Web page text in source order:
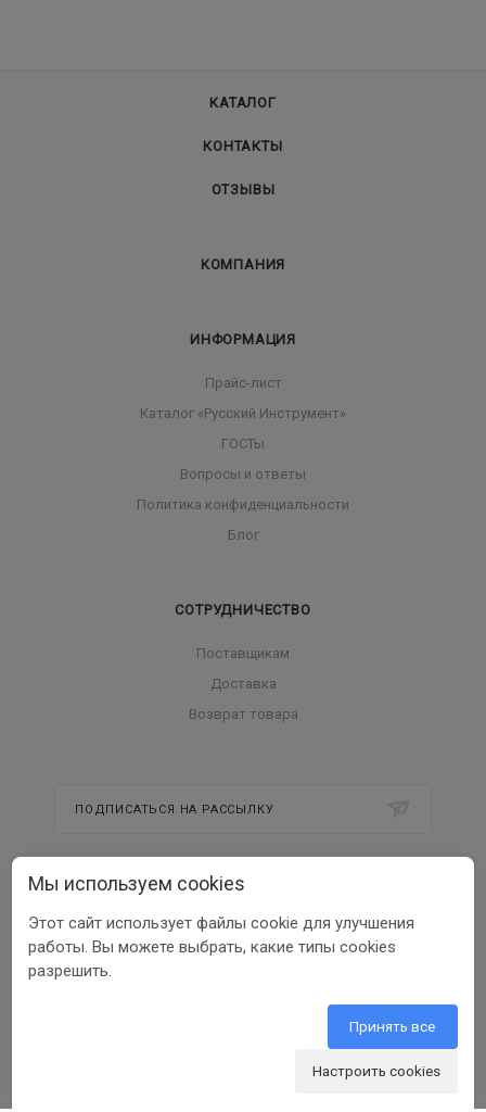
КАТАЛОГ
КОНТАКТЫ
ОТЗЫВЫ
КОМПАНИЯ
ИНФОРМАЦИЯ
Прайс-лист
Каталог «Русский Инструмент»
ГОСТы
Вопросы и ответы
Политика конфиденциальности
Блог
СОТРУДНИЧЕСТВО
Поставщикам
Доставка
Возврат товара
ПОДПИСАТЬСЯ НА РАССЫЛКУ
8 800 350 56 58
info@beltools.ru
Северный, зд. 7, помещ. 1
Мы используем cookies
Этот сайт использует файлы cookie для улучшения
работы. Вы можете выбрать, какие типы cookies
разрешить.
Настроить cookies
Принять все